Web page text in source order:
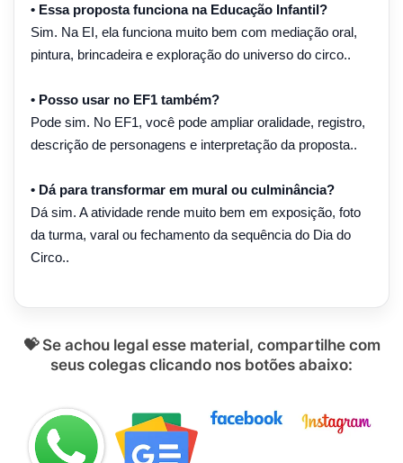
• Essa proposta funciona na Educação Infantil?
Sim. Na EI, ela funciona muito bem com mediação oral,
pintura, brincadeira e exploração do universo do circo..
• Posso usar no EF1 também?
Pode sim. No EF1, você pode ampliar oralidade, registro,
descrição de personagens e interpretação da proposta..
• Dá para transformar em mural ou culminância?
Dá sim. A atividade rende muito bem em exposição, foto
da turma, varal ou fechamento da sequência do Dia do
Circo..
💝 Se achou legal esse material, compartilhe com
seus colegas clicando nos botões abaixo: